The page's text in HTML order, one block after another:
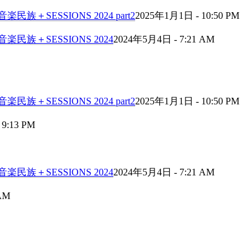
民族＋SESSIONS 2024 part22025年1月1日 - 10:50 PM
民族＋SESSIONS 20242024年5月4日 - 7:21 AM
民族＋SESSIONS 2024 part22025年1月1日 - 10:50 PM
PM
民族＋SESSIONS 20242024年5月4日 - 7:21 AM